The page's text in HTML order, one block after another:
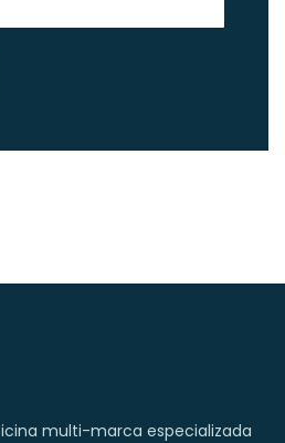
multi-marca especializada